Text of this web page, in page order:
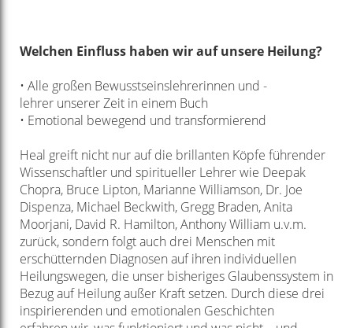
Welchen Einfluss haben wir aufunsere Heilung?
• Alle großen Bewusstseinslehrerinnen und -
lehrer unserer Zeit in einem Buch
• Emotional bewegend und transformierend
Heal greift nicht nur auf die brillanten Köpfe führender
Wissenschaftler und spiritueller Lehrer wie Deepak
Chopra, Bruce Lipton, Marianne Williamson, Dr. Joe
Dispenza, Michael Beckwith, Gregg Braden, Anita
Moorjani, David R. Hamilton, Anthony William u.v.m.
zurück, sondern folgt auch drei Menschen mit
erschütternden Diagnosen auf ihren individuellen
Heilungswegen, die unser bisheriges Glaubenssystem in
Bezug auf Heilung außer Kraftsetzen. Durch diese drei
inspirierenden und emotionalen Geschichten